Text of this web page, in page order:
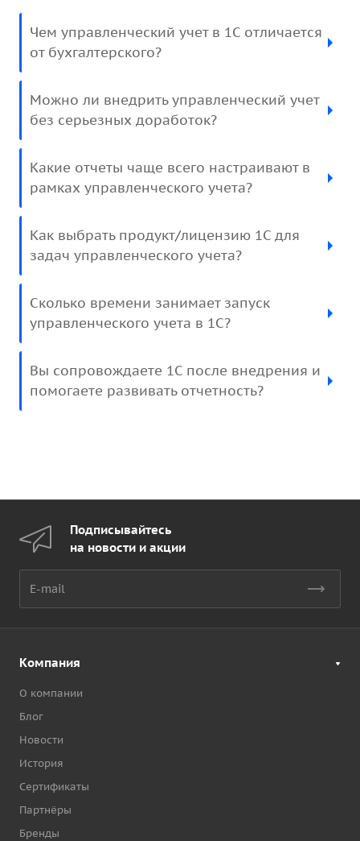
Чем управленческий учет в 1С отличается
от бухгалтерского?
Можно ли внедрить управленческий учет
без серьезных доработок?
Какие отчеты чаще всего настраивают в
рамках управленческого учета?
Как выбрать продукт/лицензию 1С для
задач управленческого учета?
Сколько времени занимает запуск
управленческого учета в 1С?
Вы сопровождаете 1С после внедрения и
помогаете развивать отчетность?
Подписывайтесь
на новости и акции
Компания
О компании
Блог
Новости
История
Сертификаты
Партнёры
Бренды